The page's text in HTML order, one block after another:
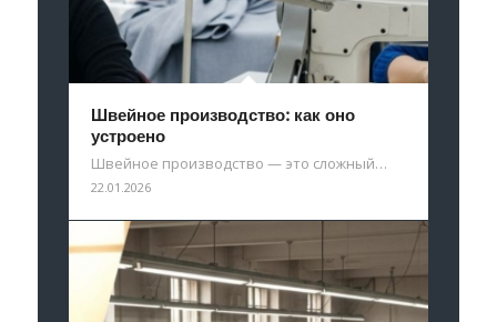
Швейное производство: как оно
устроено
Швейное производство — это сложный…
22.01.2026